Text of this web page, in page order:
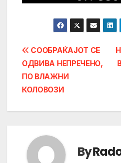
Post
navigation
СООБРАЌАЈОТ СЕ
ОДВИВА НЕПРЕЧЕНО,
ПО ВЛАЖНИ
КОЛОВОЗИ
By